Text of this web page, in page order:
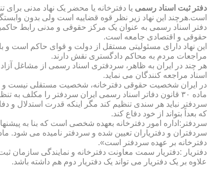
دفتر ثبت اسناد رسمی یا دفترخانه یا محضر یک نهاد مدنی
است.هرچند این نهاد زیر نظر قوه قضاییه است ولی بدون
دفتر اسناد رسمی به عنوان یک مرکز حقوقی و مدنی رابط
حقوقی و اقتصادی جامعه است.
این نهاد دارای مسئولیتی مستقل از دولت و قوای حاکم است و
مراجعات مردم به محاکم دادگستری نقش دارند.
هر چند در ایران به ظاهر، سردفتری اسناد رسمی از مشاغل
اسناد مراجعه کنندگان می نماید.
در ایران شخصیت حقوقی دفترخانه، شخصیت مستقلی نیست و
ماده ۳۰ قانون دفاتر اسناد رسمی ایران سردفتر را مکلف
سردفتر نباید هر سندی تنظیم کند مگر اینکه قدرت استدلال و
که بعداً بتواند از خود دفاع کند.
سردفتر:اداره امور دفترخانه بعهده شخصی است که بنا به
دفترخانه بر عهده سردفتر است».
علاوه بر یک دفتریار می تواند یک دفتریار دوم هم داشته باشد.